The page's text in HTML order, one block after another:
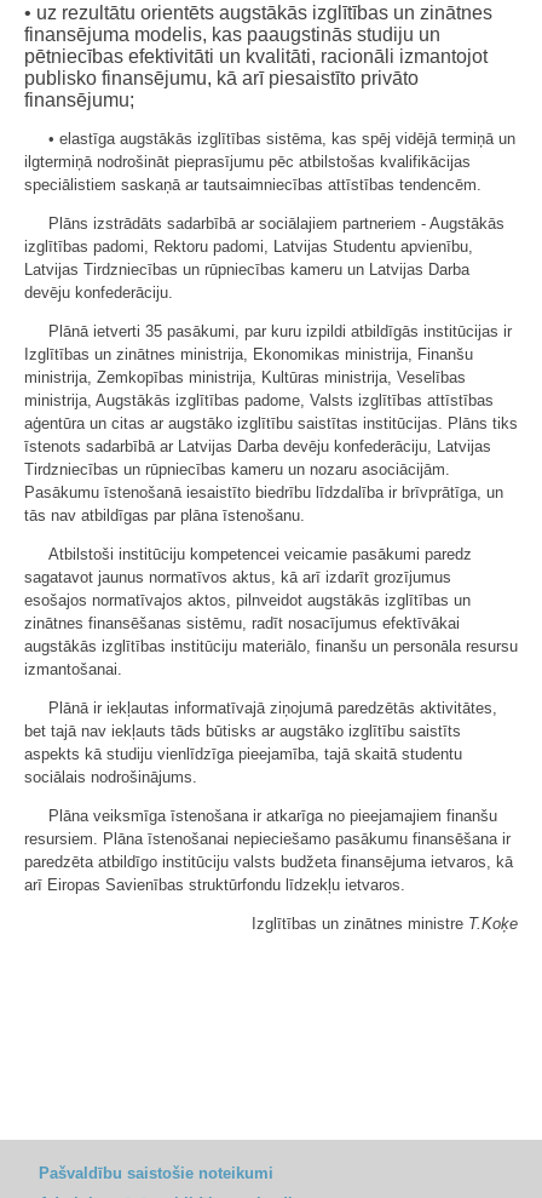
• uz rezultātu orientēts augstākās izglītības un zinātnes
finansējuma modelis, kas paaugstinās studiju un
pētniecības efektivitāti un kvalitāti, racionāli izmantojot
publisko finansējumu, kā arī piesaistīto privāto
finansējumu;
• elastīga augstākās izglītības sistēma, kas spēj vidējā termiņā un
ilgtermiņā nodrošināt pieprasījumu pēc atbilstošas kvalifikācijas
speciālistiem saskaņā ar tautsaimniecības attīstības tendencēm.
Plāns izstrādāts sadarbībā ar sociālajiem partneriem - Augstākās
izglītības padomi, Rektoru padomi, Latvijas Studentu apvienību,
Latvijas Tirdzniecības un rūpniecības kameru un Latvijas Darba
devēju konfederāciju.
Plānā ietverti 35 pasākumi, par kuru izpildi atbildīgās institūcijas ir
Izglītības un zinātnes ministrija, Ekonomikas ministrija, Finanšu
ministrija, Zemkopības ministrija, Kultūras ministrija, Veselības
ministrija, Augstākās izglītības padome, Valsts izglītības attīstības
aģentūra un citas ar augstāko izglītību saistītas institūcijas. Plāns tiks
īstenots sadarbībā ar Latvijas Darba devēju konfederāciju, Latvijas
Tirdzniecības un rūpniecības kameru un nozaru asociācijām.
Pasākumu īstenošanā iesaistīto biedrību līdzdalība ir brīvprātīga, un
tās nav atbildīgas par plāna īstenošanu.
Atbilstoši institūciju kompetencei veicamie pasākumi paredz
sagatavot jaunus normatīvos aktus, kā arī izdarīt grozījumus
esošajos normatīvajos aktos, pilnveidot augstākās izglītības un
zinātnes finansēšanas sistēmu, radīt nosacījumus efektīvākai
augstākās izglītības institūciju materiālo, finanšu un personāla resursu
izmantošanai.
Plānā ir iekļautas informatīvajā ziņojumā paredzētās aktivitātes,
bet tajā nav iekļauts tāds būtisks ar augstāko izglītību saistīts
aspekts kā studiju vienlīdzīga pieejamība, tajā skaitā studentu
sociālais nodrošinājums.
Plāna veiksmīga īstenošana ir atkarīga no pieejamajiem finanšu
resursiem. Plāna īstenošanai nepieciešamo pasākumu finansēšana ir
paredzēta atbildīgo institūciju valsts budžeta finansējuma ietvaros, kā
arī Eiropas Savienības struktūrfondu līdzekļu ietvaros.
Izglītības un zinātnes ministre T.Koķe
Pašvaldību saistošie noteikumi